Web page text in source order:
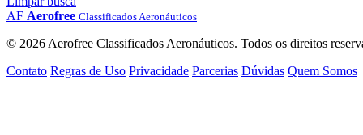
AF Aerofree Classificados Aeronáuticos
© 2026 Aerofree Classificados Aeronáuticos. Todos os direitos
Contato Regras de Uso Privacidade Parcerias Dúvidas Quem Somos